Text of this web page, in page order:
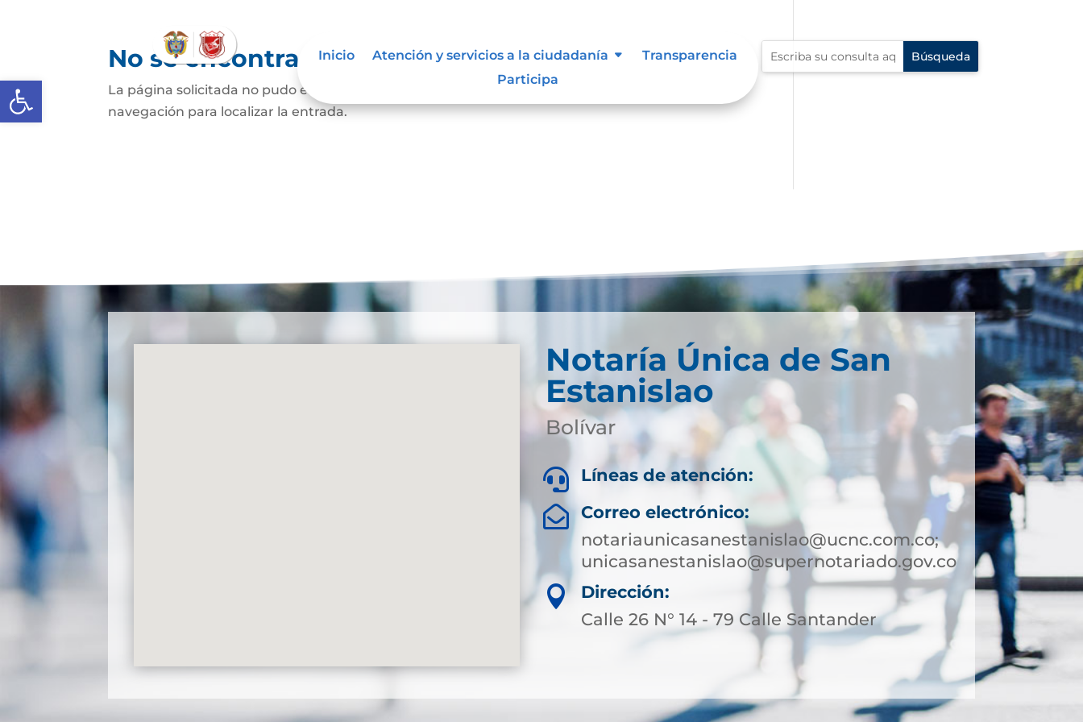
Abrir barra de herramientas
Inicio Atención y servicios a la ciudadanía
Transparencia
Participa
No se encontraron resultados
La página solicitada no pudo encontrarse. Trate de perfeccionar su búsqueda o utilice la
navegación para localizar la entrada.
Notaría Única de San
Estanislao
Bolívar
 Líneas de atención:

Correo electrónico:
notariaunicasanestanislao@ucnc.com.co;
unicasanestanislao@supernotariado.gov.co

Dirección:
Calle 26 N° 14 - 79 Calle Santander